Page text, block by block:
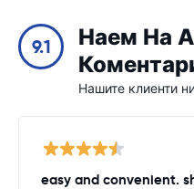
9.1
Наем На
Нашите клиенти
easy and convenient.